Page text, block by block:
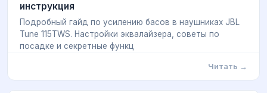
инструкция
Подробный гайд по усилению басов в наушниках JBL
Tune 115TWS. Настройки эквалайзера, советы по
посадке и секретные функц
Читать →